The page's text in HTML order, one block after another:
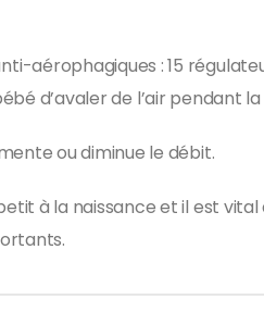
aérophagiques : 15
d’avaler de l’air pendant
ou diminue le débit.
à la naissance et il est vital